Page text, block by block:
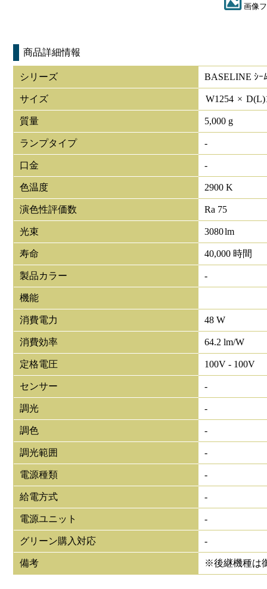
画像
商品詳細情報
シリーズ BASELINE ｼｰ
サイズ W1254 × D(L)
質量 5,000 g
ランプタイプ -
口金 -
色温度 2900 K
演色性評価数 Ra 75
光束 3080lm
寿命 40,000 時間
製品カラー -
機能
消費電力 48 W
消費効率 64.2 lm/W
定格電圧 100V - 100V
センサー -
調光 -
調色 -
調光範囲 -
電源種類 -
給電方式 -
電源ユニット -
グリーン購入対応 -
備考 ※後継機種は